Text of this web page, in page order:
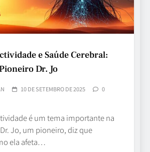
e Saúde Cerebral:
Dr. Jo
10 DE SETEMBRO DE 2025
0
é um tema importante na
Jo, um pioneiro, diz que
ela afeta…